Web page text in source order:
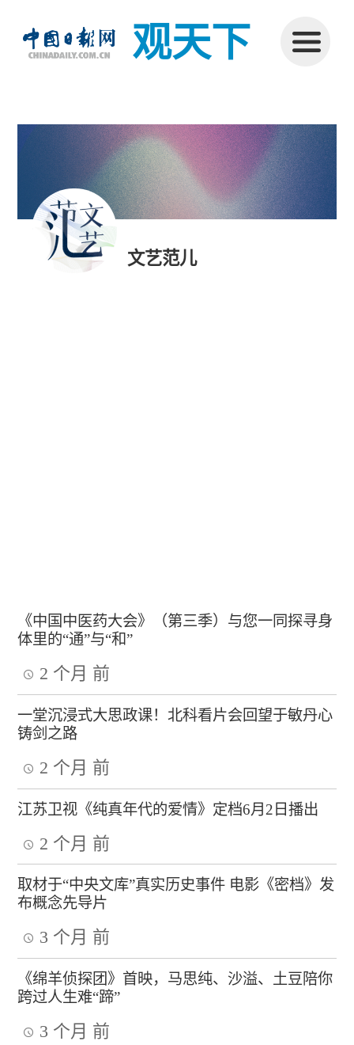
观天下
文艺范儿
《中国中医药大会》（第三季）与您一同探寻身
体里的“通”与“和”
2 个月 前
一堂沉浸式大思政课！北科看片会回望于敏丹心
铸剑之路
2 个月 前
江苏卫视《纯真年代的爱情》定档6月2日播出
2 个月 前
取材于“中央文库”真实历史事件 电影《密档》发
布概念先导片
3 个月 前
《绵羊侦探团》首映，马思纯、沙溢、土豆陪你
跨过人生难“蹄”
3 个月 前